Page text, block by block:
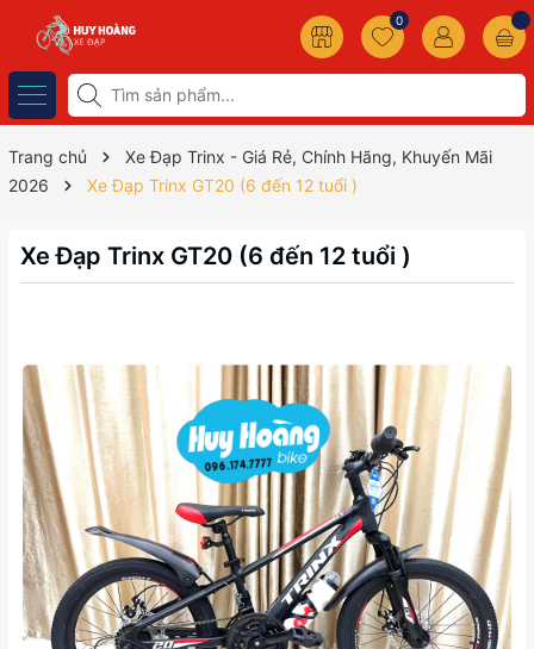
0
Trang chủ
Xe Đạp Trinx - Giá Rẻ, Chính Hãng, Khuyến Mãi
2026
Xe Đạp Trinx GT20 (6 đến 12 tuổi )
Xe Đạp Trinx GT20 (6 đến 12 tuổi )